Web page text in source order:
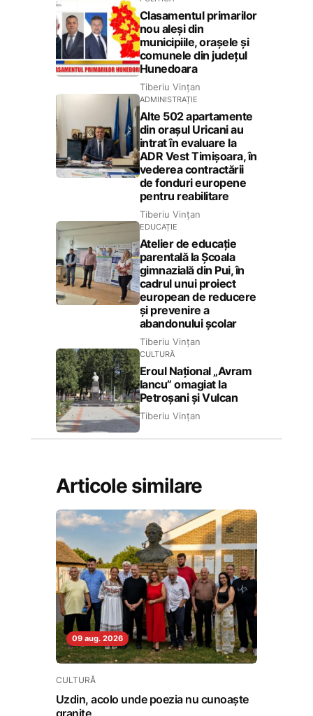
Clasamentul primarilor
nou aleși din
municipiile, orașele și
comunele din județul
Hunedoara
Tiberiu Vințan
ADMINISTRAȚIE
Alte 502 apartamente
din orașul Uricani au
intrat în evaluare la
ADR Vest Timișoara, în
vederea contractării
de fonduri europene
pentru reabilitare
Tiberiu Vințan
EDUCAȚIE
Atelier de educație
parentală la Școala
gimnazială din Pui, în
cadrul unui proiect
european de reducere
și prevenire a
abandonului școlar
Tiberiu Vințan
CULTURĂ
Eroul Național „Avram
Iancu” omagiat la
Petroșani și Vulcan
Tiberiu Vințan
Articole similare
09 aug. 2026
CULTURĂ
Uzdin, acolo unde poezia nu cunoaște
granițe